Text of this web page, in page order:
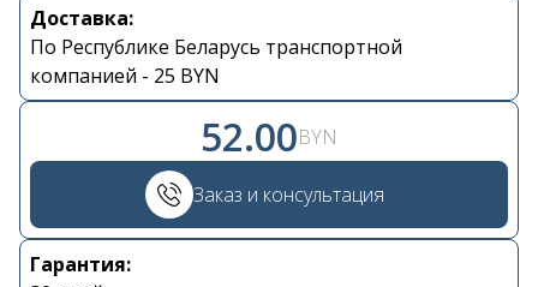
Доставка:
По Республике Беларусь транспортной
компанией - 25 BYN
52.00BYN
Заказ и консультация
Гарантия:
Контакты
+375 29 870 15 80
Viber
shupik21@bk.ru